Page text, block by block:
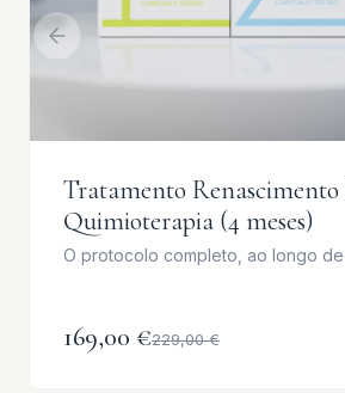
Tratamento Renascimento
Quimioterapia (4 meses)
O protocolo completo, ao longo de
169,00 €229,00 €